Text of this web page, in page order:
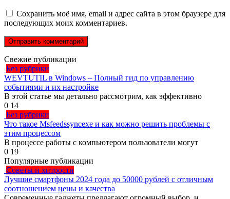
Сохранить моё имя, email и адрес сайта в этом браузере для
последующих моих комментариев.
Свежие публикации
Без рубрики
WEVTUTIL в Windows – Полный гид по управлению
событиями и их настройке
В этой статье мы детально рассмотрим, как эффективно
0 14
Без рубрики
Что такое Msfeedssyncexe и как можно решить проблемы с
этим процессом
В процессе работы с компьютером пользователи могут
0 19
Популярные публикации
Советы и хитрости
Лучшие смартфоны 2024 года до 50000 рублей с отличным
соотношением цены и качества